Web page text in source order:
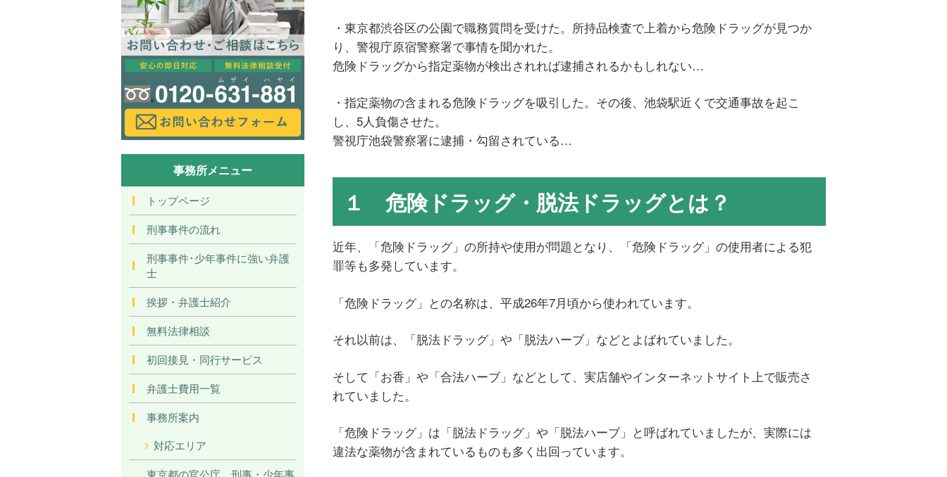
・東京都渋谷区の公園で職務質問を受けた。所持品検査で上着から危険ドラッグが見つか
り、警視庁原宿警察署で事情を聞かれた。
危険ドラッグから指定薬物が検出されれば逮捕されるかもしれない…
・指定薬物の含まれる危険ドラッグを吸引した。その後、池袋駅近くで交通事故を起こ
し、5人負傷させた。
警視庁池袋警察署に逮捕・勾留されている…
１ 危険ドラッグ・脱法ドラッグとは？
近年、「危険ドラッグ」の所持や使用が問題となり、「危険ドラッグ」の使用者による犯
罪等も多発しています。
「危険ドラッグ」との名称は、平成26年7月頃から使われています。
それ以前は、「脱法ドラッグ」や「脱法ハーブ」などとよばれていました。
そして「お香」や「合法ハーブ」などとして、実店舗やインターネットサイト上で販売さ
れていました。
「危険ドラッグ」は「脱法ドラッグ」や「脱法ハーブ」と呼ばれていましたが、実際には
違法な薬物が含まれているものも多く出回っています。
事務所メニュー
トップページ
刑事事件の流れ
刑事事件･少年事件に強い弁護
士
挨拶・弁護士紹介
無料法律相談
初回接見・同行サービス
弁護士費用一覧
事務所案内
対応エリア
東京都の官公庁、刑事・少年事